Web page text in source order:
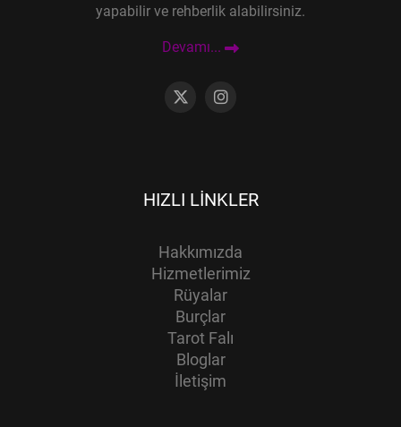
yapabilir ve rehberlik alabilirsiniz.
Devamı...
HIZLI LINKLER
Hakkımızda
Hizmetlerimiz
Rüyalar
Burçlar
Tarot Falı
Bloglar
İletişim